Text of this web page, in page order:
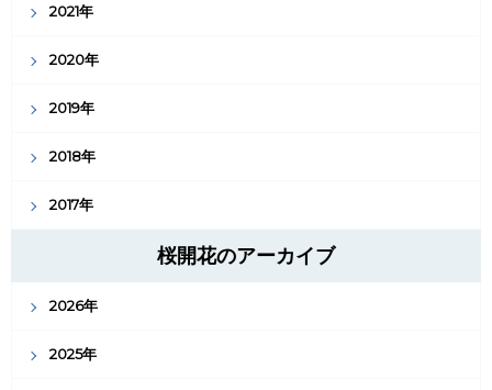
2021年
2020年
2019年
2018年
2017年
桜開花のアーカイブ
2026年
2025年